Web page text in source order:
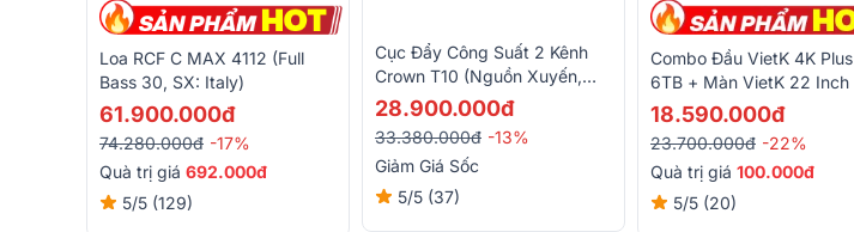
Loa RCF C MAX 4112 (full
Bass 30, SX: Italy)
61.900.000đ
74.280.000đ -17%
Quà trị giá 692.000đ
5/5 (129)
Cục Đẩy Công Suất 2 Kênh
Crown T10 (Nguồn Xuyến,
Class H, 1000W)
28.900.000đ
33.380.000đ -13%
Giảm Giá Sốc
5/5 (37)
Combo Đầu VietK 4K Plus
6TB + Màn VietK 22 Inch
18.590.000đ
23.700.000đ -22%
Quà trị giá 100.000đ
5/5 (20)